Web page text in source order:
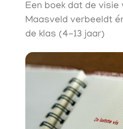
Een boek dat de visie
Maasveld verbeeldt
de klas (4-13 jaar)